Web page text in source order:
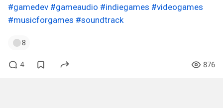
#gamedev #gameaudio #indiegames #videogames
#musicforgames #soundtrack
8
4 876